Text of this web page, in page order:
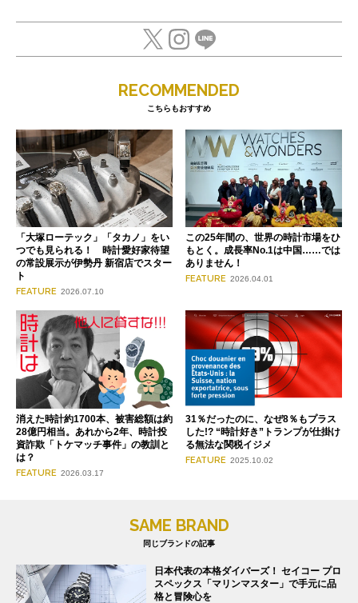
RECOMMENDED
こちらもおすすめ
「大塚ローテック」「タカノ」をい
つでも見られる！ 時計愛好家待望
の常設展示が伊勢丹 新宿店でスター
ト
FEATURE 2026.07.10
この25年間の、世界の時計市場をひ
もとく。成長率No.1は中国……では
ありません！
FEATURE 2026.04.01
消えた時計約1700本、被害総額は約
28億円相当。あれから2年、時計投
資詐欺「トケマッチ事件」の教訓と
は？
FEATURE 2026.03.17
31％だったのに、なぜ8％もプラス
した!? “時計好き”トランプが仕掛け
る無法な関税イジメ
FEATURE 2025.10.02
SAME BRAND
同じブランドの記事
日本代表の本格ダイバーズ！ セイコー プロ
スペックス「マリンマスター」で手元に品
格と冒険心を